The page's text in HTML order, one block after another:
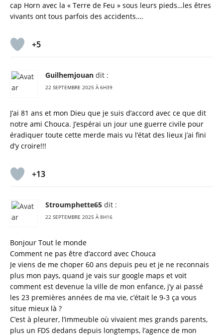
cap Horn avec la « Terre de Feu » sous leurs pieds…les êtres
vivants ont tous parfois des accidents….
+5
Guilhemjouan dit :
22 SEPTEMBRE 2025 À 6H39
J’ai 81 ans et mon Dieu que je suis d’accord avec ce que dit
notre ami Chouca. J’espérai un jour une guerre civile pour
éradiquer toute cette merde mais vu l’état des lieux j’ai fini
d’y croire!!!
+13
Stroumphette65 dit :
22 SEPTEMBRE 2025 À 8H16
Bonjour Tout le monde
Comment ne pas être d’accord avec Chouca
Je viens de me choper 60 ans depuis peu et je ne reconnais
plus mon pays, quand je vais sur google maps et voit
comment est devenue la ville de mon enfance, j’y ai passé
les 23 premières années de ma vie, c’était le 9-3 ça vous
situe mieux là ?
C’est à pleurer, l’immeuble où vivaient mes grands parents,
plus un FDS dedans depuis longtemps, l’agence de mon